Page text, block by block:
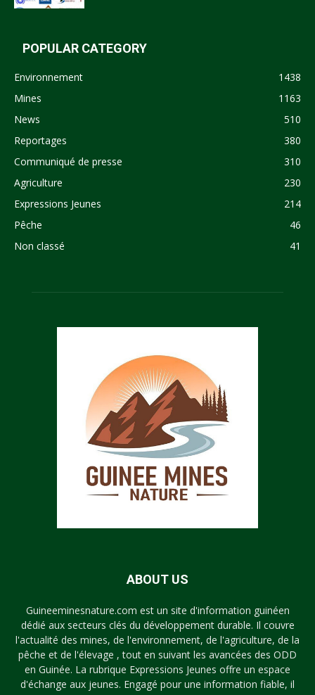
POPULAR CATEGORY
Environnement
1438
Mines
1163
News
510
Reportages
380
Communiqué de presse
310
Agriculture
230
Expressions Jeunes
214
Pêche
46
Non classé
41
ABOUT US
Guineeminesnature.com est un site d'information guinéen
dédié aux secteurs clés du développement durable. Il couvre
l'actualité des mines, de l'environnement, de l'agriculture, de la
pêche et de l'élevage , tout en suivant les avancées des ODD
en Guinée. La rubrique Expressions Jeunes offre un espace
d'échange aux jeunes. Engagé pour une information fiable, il